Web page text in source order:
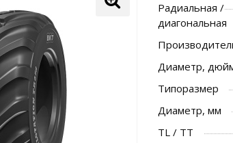
Радиальная /
диагональная
Диаметр,
Типоразмер
Диаметр, мм
TL / TT